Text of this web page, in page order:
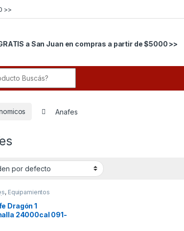
>>
a San Juan en compras a partir de $5000 >>
Anafes
, Equipamientos
Dragón 1
24000cal 091-